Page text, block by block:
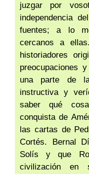
juzgar por
independencia
fuentes; a lo
cercanos a
historiadores
preocupaciones
una parte de
instructiva y
saber qué
conquista de
las cartas de
Cortés. Bernal
Solís y que
civilización en